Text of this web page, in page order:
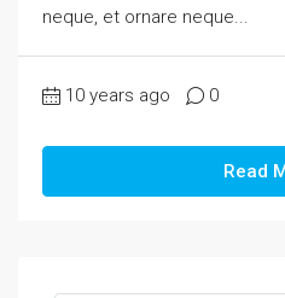
neque, et ornare neque...
10 years ago 0
Read